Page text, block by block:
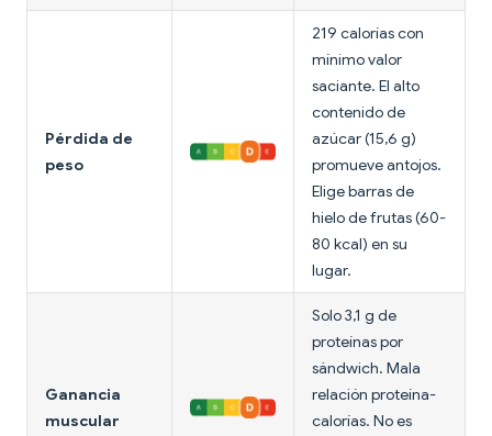
Pérdida de
peso
219 calorías con
mínimo valor
saciante. El alto
contenido de
azúcar (15,6 g)
promueve antojos.
Elige barras de
hielo de frutas (60-
80 kcal) en su
lugar.
Ganancia
muscular
Solo 3,1 g de
proteínas por
sándwich. Mala
relación proteína-
calorías. No es